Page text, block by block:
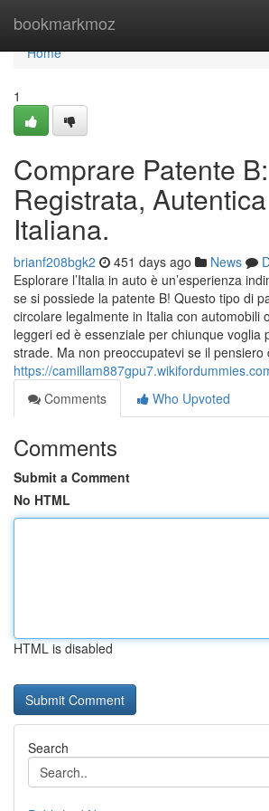
bookmarkmoz
Home
Home
1
Comprare Patente B:
Registrata,
Italiana.
brianf208bgk2 451 days ago News
Esplorare l’Italia in auto è un’esperienza
se si possiede la patente B! Questo tipo di
circolare legalmente in Italia con automobili
leggeri ed è essenziale per chiunque voglia
strade. Ma non preoccupatevi se il pensiero
https://
Comments
Who Upvoted
Comments
Submit a Comment
No HTML
HTML is disabled
Search